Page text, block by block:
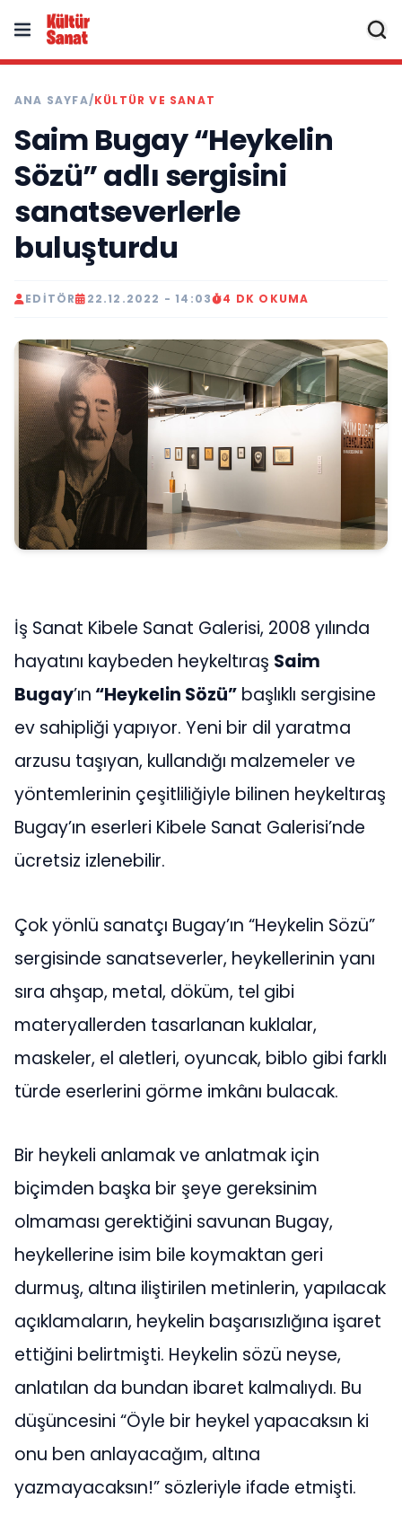
ANA SAYFA/KÜLTÜR VE SANAT
Saim Bugay “Heykelin
Sözü” adlı sergisini
sanatseverlerle
buluşturdu
EDITÖR 22.12.2022 - 14:03 4 DK OKUMA
İş Sanat Kibele Sanat Galerisi, 2008 yılında
hayatını kaybeden heykeltıraş Saim
Bugay’ın “Heykelin Sözü” başlıklı sergisine
ev sahipliği yapıyor. Yeni bir dil yaratma
arzusu taşıyan, kullandığı malzemeler ve
yöntemlerinin çeşitliliğiyle bilinen heykeltıraş
Bugay’ın eserleri Kibele Sanat Galerisi’nde
ücretsiz izlenebilir.
Çok yönlü sanatçı Bugay’ın “Heykelin Sözü”
sergisinde sanatseverler, heykellerinin yanı
sıra ahşap, metal, döküm, tel gibi
materyallerden tasarlanan kuklalar,
maskeler, el aletleri, oyuncak, biblo gibi farklı
türde eserlerini görme imkânı bulacak.
Bir heykeli anlamak ve anlatmak için
biçimden başka bir şeye gereksinim
olmaması gerektiğini savunan Bugay,
heykellerine isim bile koymaktan geri
durmuş, altına iliştirilen metinlerin, yapılacak
açıklamaların, heykelin başarısızlığına işaret
ettiğini belirtmişti. Heykelin sözü neyse,
anlatılan da bundan ibaret kalmalıydı. Bu
düşüncesini “Öyle bir heykel yapacaksın ki
onu ben anlayacağım, altına
yazmayacaksın!” sözleriyle ifade etmişti.